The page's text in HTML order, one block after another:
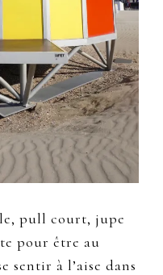
pull court, jupe
pour être au
sentir à l’aise dans